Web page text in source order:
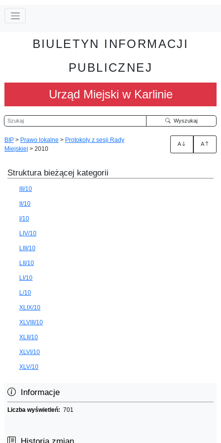
BIULETYN INFORMACJI
PUBLICZNEJ
Urząd Miejski w Karlinie
Szukaj Wyszukaj
BIP > Prawo lokalne > Protokoły z sesji Rady
Miejskiej > 2010
A A
Struktura bieżącej kategorii
III/10
II/10
I/10
LIV/10
LIII/10
LII/10
LI/10
L/10
XLIX/10
XLVIII/10
XLII/10
XLVI/10
XLV/10
Informacje
Liczba wyświetleń: 701
Historia zmian